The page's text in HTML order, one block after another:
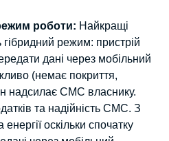
роботи: Найкращі
режим: пристрій
дані через мобільний
(немає покриття,
надсилає СМС власнику.
та надійність СМС. З
оскільки спочатку